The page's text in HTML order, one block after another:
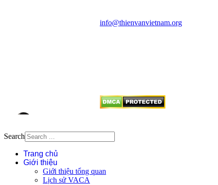
info@thienvanvietnam.org
Search
Trang chủ
Giới thiệu
Giới thiệu tổng quan
Lịch sử VACA